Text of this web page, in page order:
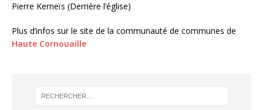
Pierre Kerneïs (Derrière l’église)
Plus d’infos sur le site de la communauté de communes de
Haute Cornouaille